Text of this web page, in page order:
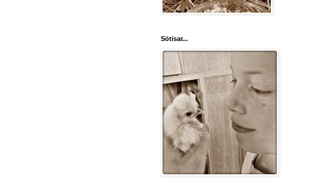
Sötisar...